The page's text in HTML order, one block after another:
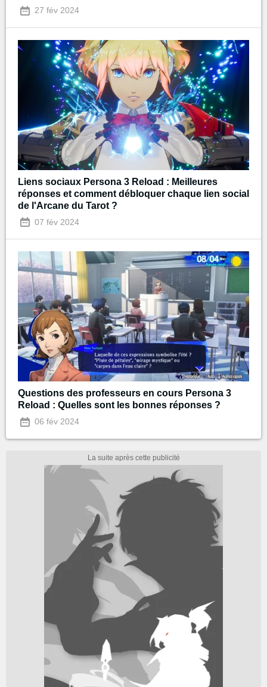
27 fév 2024
Liens sociaux Persona 3 Reload : Meilleures
réponses et comment débloquer chaque lien social
de l'Arcane du Tarot ?
07 fév 2024
Questions des professeurs en cours Persona 3
Reload : Quelles sont les bonnes réponses ?
06 fév 2024